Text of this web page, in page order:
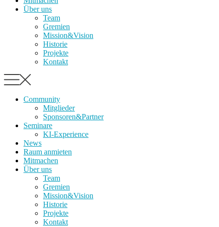
Über uns
Team
Gremien
Mission&Vision
Historie
Projekte
Kontakt
Community
Mitglieder
Sponsoren&Partner
Seminare
KI-Experience
News
Raum anmieten
Mitmachen
Über uns
Team
Gremien
Mission&Vision
Historie
Projekte
Kontakt